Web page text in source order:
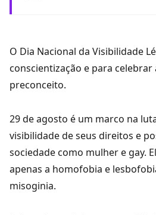
O Dia Nacional da Visibilidade
conscientização e para
preconceito.
29 de agosto é um marco na
visibilidade de seus direitos e
sociedade como mulher e gay.
apenas a homofobia e
misoginia.